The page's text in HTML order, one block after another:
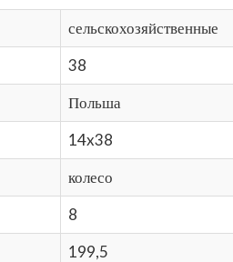
сельскохозяйственные
38
Польша
14x38
колесо
8
199,5